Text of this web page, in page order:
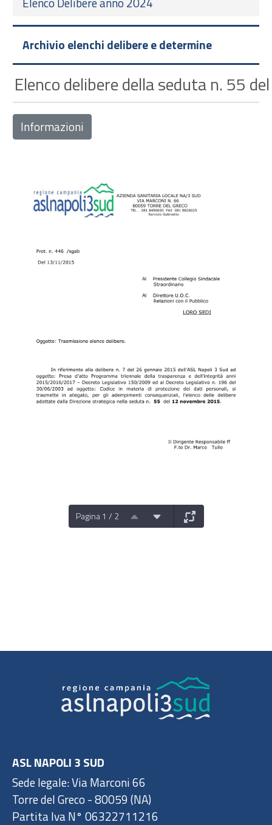
Archivio elenchi delibere e determine
Elenco delibere della seduta n. 55
Informazioni
Pagina 1 / 2
ASL NAPOLI 3 SUD
Sede legale: Via Marconi 66
Torre del Greco - 80059 (NA)
Partita Iva N° 06322711216